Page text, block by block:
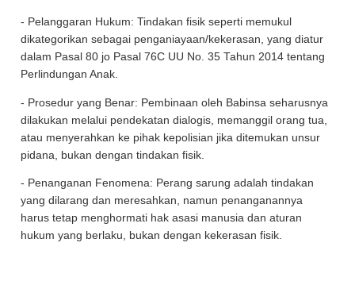
- Pelanggaran Hukum: Tindakan fisik seperti memukul
dikategorikan sebagai penganiayaan/kekerasan, yang diatur
dalam Pasal 80 jo Pasal 76C UU No. 35 Tahun 2014 tentang
Perlindungan Anak.
- Prosedur yang Benar: Pembinaan oleh Babinsa seharusnya
dilakukan melalui pendekatan dialogis, memanggil orang tua,
atau menyerahkan ke pihak kepolisian jika ditemukan unsur
pidana, bukan dengan tindakan fisik.
- Penanganan Fenomena: Perang sarung adalah tindakan
yang dilarang dan meresahkan, namun penanganannya
harus tetap menghormati hak asasi manusia dan aturan
hukum yang berlaku, bukan dengan kekerasan fisik.